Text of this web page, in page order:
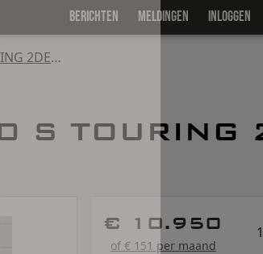
BERICHTEN MELDINGEN INLOGGEN
DUCATI MULTISTRADA 1200 S TOURING 2DE GEN
S TOURING
€ 10.950
of € 151 per maand